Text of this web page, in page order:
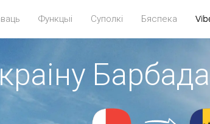
Функцыі Суполкі Бяспека